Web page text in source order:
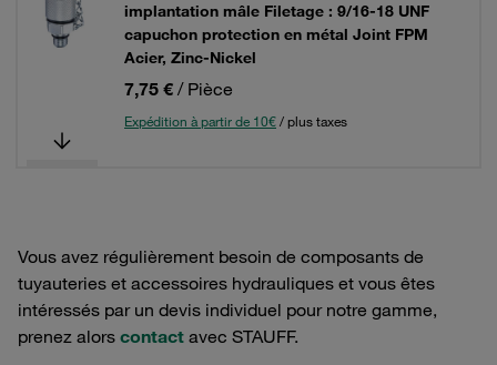
implantation mâle Filetage : 9/16-18 UNF
capuchon protection en métal Joint FPM
Acier, Zinc-Nickel
7,75 € / Pièce
Expédition à partir de 10€/ plus taxes
Vous avez régulièrement besoin de composants de
tuyauteries et accessoires hydrauliques et vous êtes
intéressés par un devis individuel pour notre gamme,
prenez alors contact avec STAUFF.